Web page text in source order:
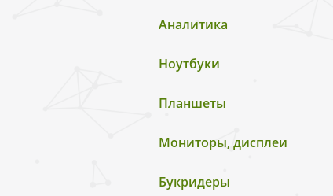
Аналитика
Ноутбуки
Планшеты
Мониторы, дисплеи
Букридеры